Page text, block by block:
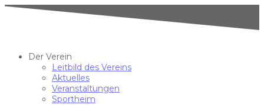
Der Verein
Leitbild des Vereins
Aktuelles
Veranstaltungen
Sportheim